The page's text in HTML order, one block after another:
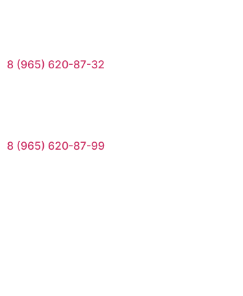
8 (965) 620-87-32
8 (965) 620-87-99